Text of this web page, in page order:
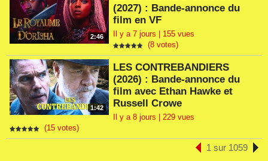
2:46
(2027) : Bande-annonce du
film en VF
Il y a 7 jours | 155 vues
(8 votes)
1:42
LES CONTREBANDIERS
(2026) : Bande-annonce du
film avec Ethan Hawke et
Russell Crowe
Il y a 8 jours | 229 vues
(15 votes)
1 sur 1059